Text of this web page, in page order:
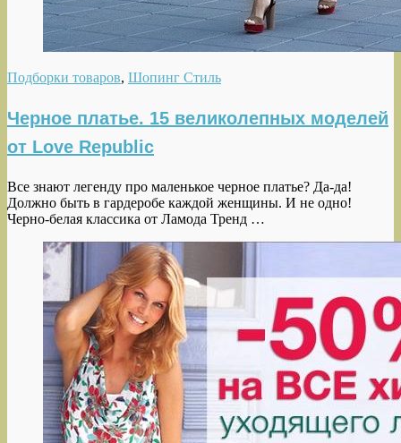
Подборки товаров, Шопинг Стиль
Черное платье. 15 великолепных моделей
от Love Republic
Все знают легенду про маленькое черное платье? Да-да!
Должно быть в гардеробе каждой женщины. И не одно!
Черно-белая классика от Ламода Тренд …